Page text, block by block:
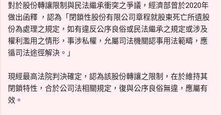
對於股份轉讓限制與民法繼承衝突之爭議，經濟部曾於2020年
做出函釋 ，認為「閉鎖性股份有限公司章程就股東死亡所遺股
份為處理之規定，如有違反公序良俗或民法繼承之規定或涉及
權利濫用之情形，事涉私權，允屬司法機關認事用法範疇，應
循司法途徑解決。」
現經最高法院判決確定，認為該股份轉讓之限制，在於維持其
閉鎖特性，合於公司法相關規定，復與公序良俗無違，應屬有
效。